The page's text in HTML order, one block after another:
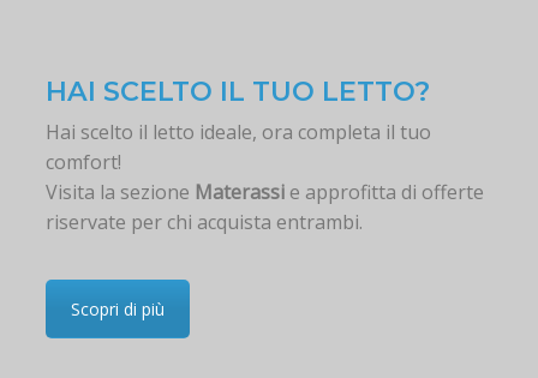
HAI SCELTO IL TUO LETTO?
Hai scelto il letto ideale, ora completa il tuo
comfort!
Visita la sezione Materassi e approfitta di offerte
riservate per chi acquista entrambi.
Scopri di più